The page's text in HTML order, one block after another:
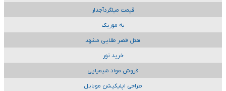
قیمت میلگردآجدار
به موزیک
هتل قصر طلایی مشهد
خرید تور
فروش مواد شیمیایی
طراحی اپلیکیشن موبایل